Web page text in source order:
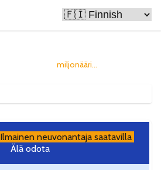
miljonääri...
Ilmainen neuvonantaja saatavilla
Älä odota